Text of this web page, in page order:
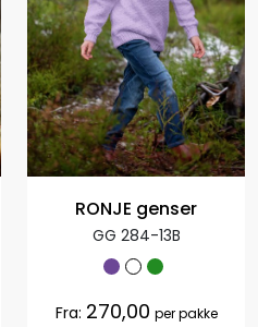
RONJE genser
GG 284-13B
Fra: 270,00 per pakke